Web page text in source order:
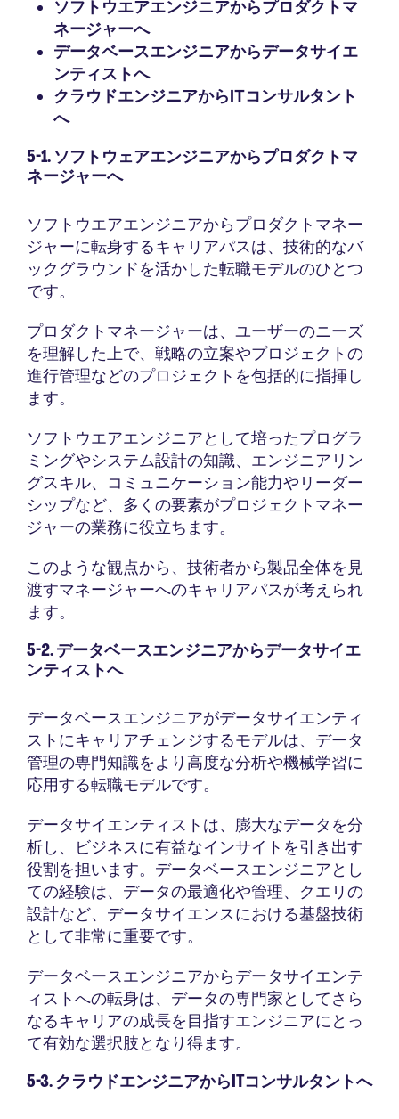
ソフトウエアエンジニアからプロダクトマ
ネージャーへ
データベースエンジニアからデータサイエ
ンティストへ
クラウドエンジニアからITコンサルタント
へ
5-1. ソフトウェアエンジニアからプロダクトマ
ネージャーへ
ソフトウエアエンジニアからプロダクトマネー
ジャーに転身するキャリアパスは、技術的なバ
ックグラウンドを活かした転職モデルのひとつ
です。
プロダクトマネージャーは、ユーザーのニーズ
を理解した上で、戦略の立案やプロジェクトの
進行管理などのプロジェクトを包括的に指揮し
ます。
ソフトウエアエンジニアとして培ったプログラ
ミングやシステム設計の知識、エンジニアリン
グスキル、コミュニケーション能力やリーダー
シップなど、多くの要素がプロジェクトマネー
ジャーの業務に役立ちます。
このような観点から、技術者から製品全体を見
渡すマネージャーへのキャリアパスが考えられ
ます。
5-2. データベースエンジニアからデータサイエ
ンティストへ
データベースエンジニアがデータサイエンティ
ストにキャリアチェンジするモデルは、データ
管理の専門知識をより高度な分析や機械学習に
応用する転職モデルです。
データサイエンティストは、膨大なデータを分
析し、ビジネスに有益なインサイトを引き出す
役割を担います。データベースエンジニアとし
ての経験は、データの最適化や管理、クエリの
設計など、データサイエンスにおける基盤技術
として非常に重要です。
データベースエンジニアからデータサイエンテ
ィストへの転身は、データの専門家としてさら
なるキャリアの成長を目指すエンジニアにとっ
て有効な選択肢となり得ます。
5-3. クラウドエンジニアからITコンサルタントへ